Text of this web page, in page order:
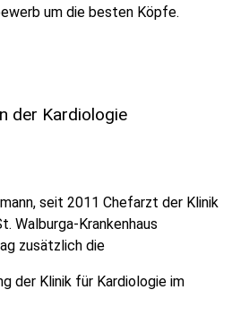
um die besten Köpfe.
der Kardiologie
seit 2011 Chefarzt der Klinik
Walburga-Krankenhaus
zusätzlich die
der Klinik für Kardiologie im